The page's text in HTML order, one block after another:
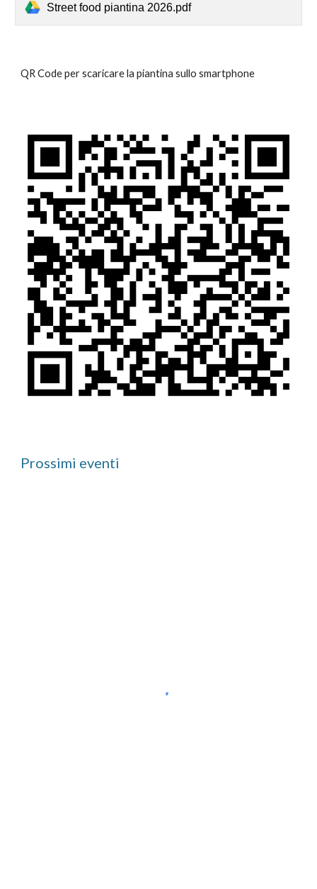
Street food piantina 2026.pdf
QR Code per scaricare la piantina sullo smartphone
Prossimi eventi